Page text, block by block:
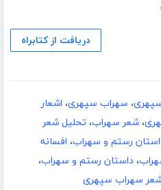
دریافت از کتابراه
، سهراب سپهری، اشعار
، شعر سهراب، تحلیل شعر
رستم و سهراب، افسانه
، داستان رستم و سهراب،
شعر سهراب سپهری